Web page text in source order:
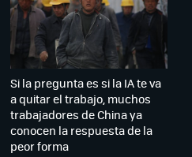
Si la pregunta es si la IA te va
a quitar el trabajo, muchos
trabajadores de China ya
conocen la respuesta de la
peor forma